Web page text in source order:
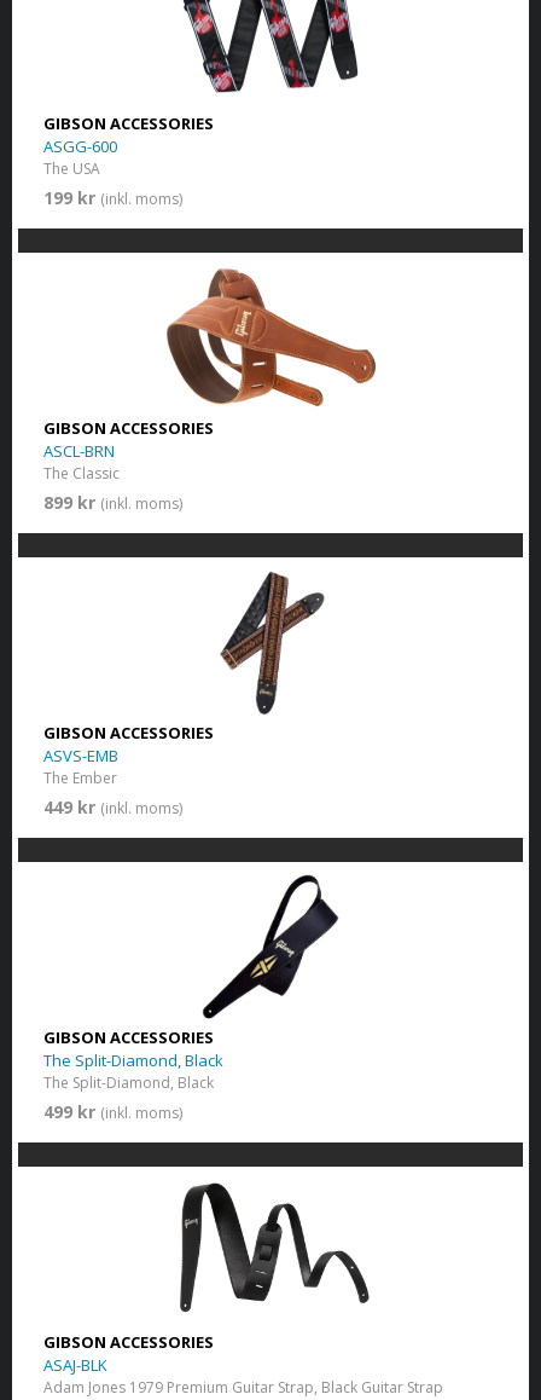
GIBSON ACCESSORIES
ASGG-600
The USA
199 kr (inkl. moms)
GIBSON ACCESSORIES
ASCL-BRN
The Classic
899 kr (inkl. moms)
GIBSON ACCESSORIES
ASVS-EMB
The Ember
449 kr (inkl. moms)
GIBSON ACCESSORIES
The Split-Diamond, Black
The Split-Diamond, Black
499 kr (inkl. moms)
GIBSON ACCESSORIES
ASAJ-BLK
Adam Jones 1979 Premium Guitar Strap, Black Guitar Strap